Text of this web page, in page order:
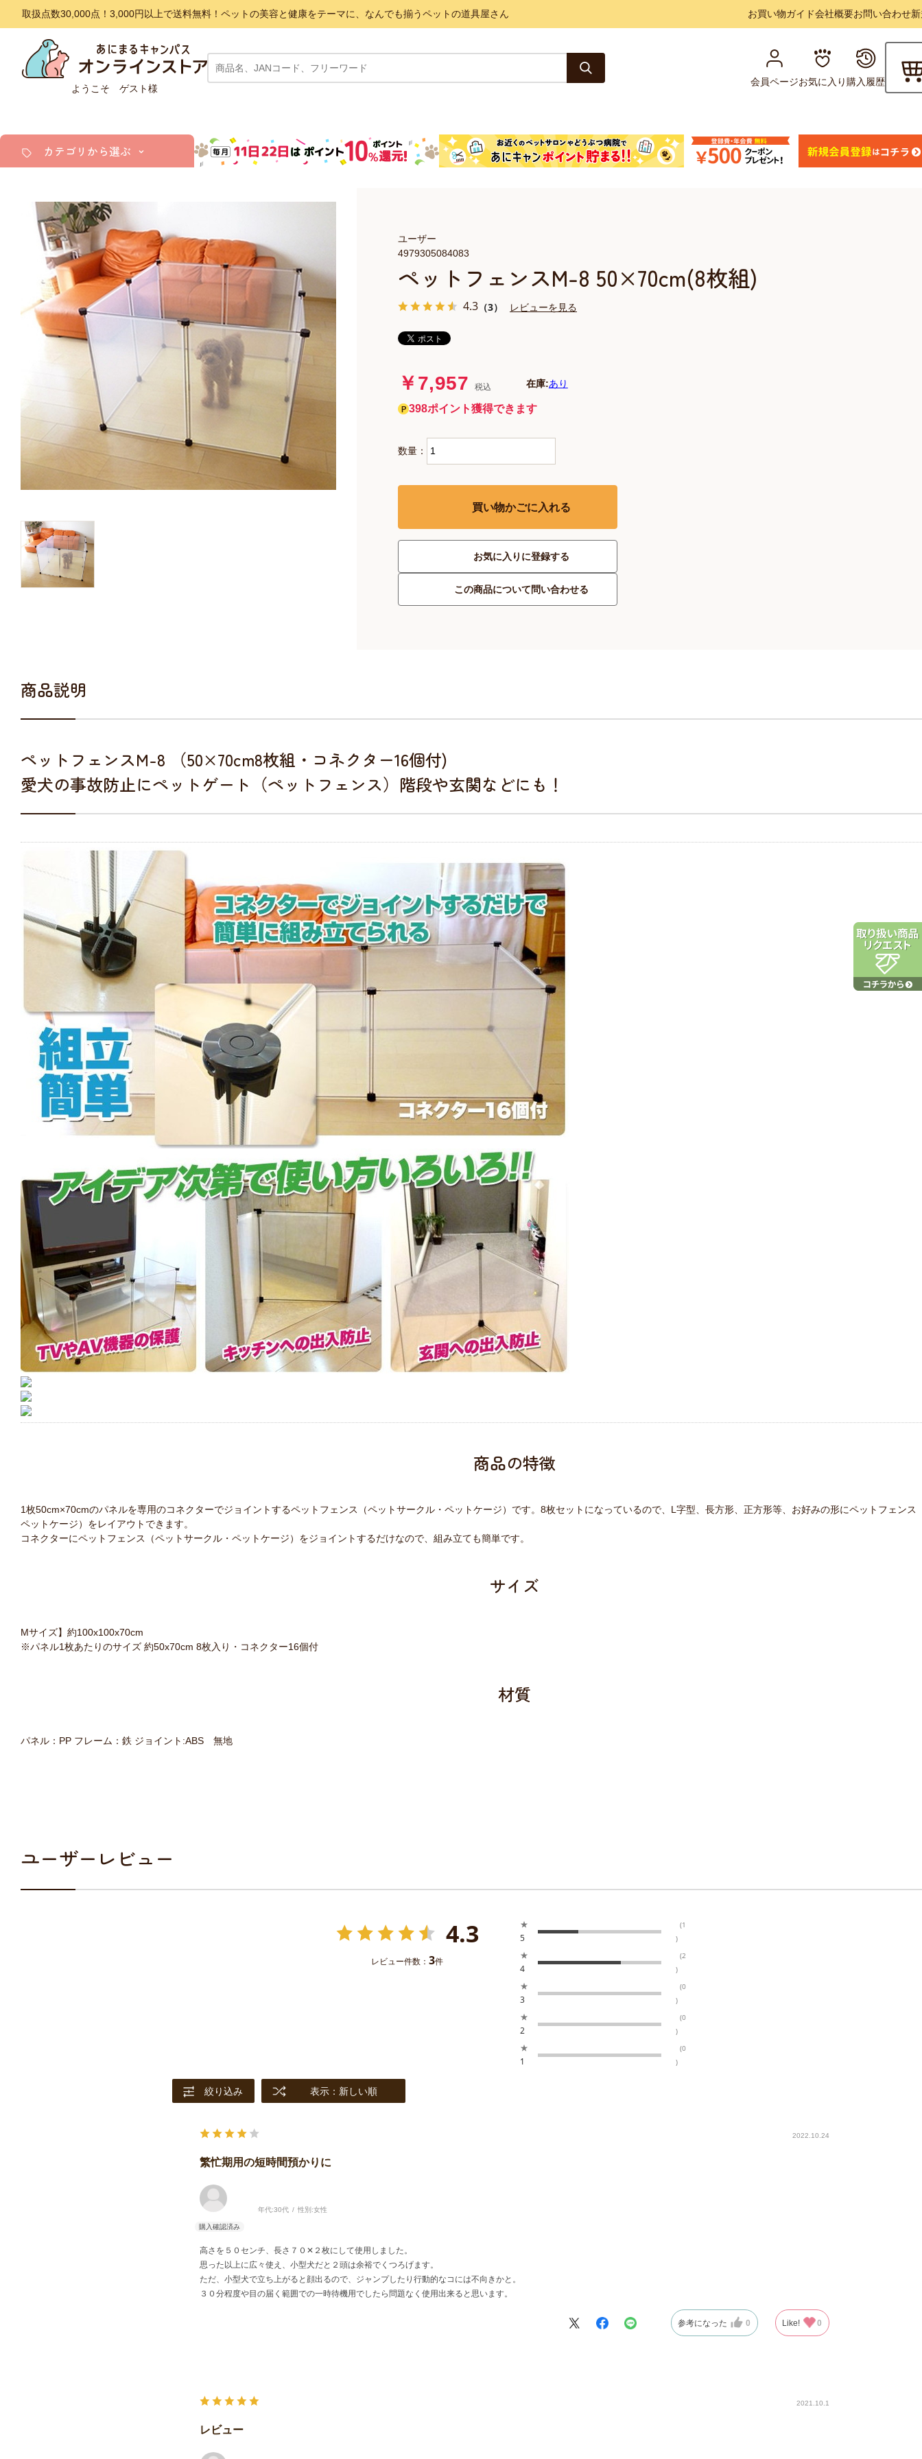
取扱点数30,000点！3,000円以上で送料無料！ペットの美容と健康をテーマに、なんでも揃うペットの道具屋さん お買い物ガイド会社概要お問い合わせ
ようこそ ゲスト様
会員ページお気に入り購入履歴
カテゴリから選ぶ
小動物・鳥
アクア・爬虫類・昆虫
ドッグフード
キャットフード
美容・ケア用品
服・おさんぽ用品
日用品（デイリー）
トリマーグッズ
シニアサポート
ペットフェンスM-8 50×70cm(8枚組)
4.3 （3） レビューを見る
4979305084083
ユーザー
￥7,957 税込 在庫:あり
398ポイント獲得できます
数量：
買い物かごに入れる
お気に入りに登録する
この商品について問い合わせる
商品説明
ペットフェンスM-8 （50×70cm8枚組・コネクター16個付)
愛犬の事故防止にペットゲート（ペットフェンス）階段や玄関などにも！
商品の特徴
1枚50cm×70cmのパネルを専用のコネクターでジョイントするペットフェンス（ペットサークル・ペットケージ）です。8枚セットになっているので、L字型、長方形、正方形等、お好みの形にペットフェンス
ペットケージ）をレイアウトできます。
コネクターにペットフェンス（ペットサークル・ペットケージ）をジョイントするだけなので、組み立ても簡単です。
サイズ
Mサイズ】約100x100x70cm
※パネル1枚あたりのサイズ 約50x70cm 8枚入り・コネクター16個付
材質
パネル：PP フレーム：鉄 ジョイント:ABS 無地
ユーザーレビュー
4.3
レビュー件数： 3件
★
5
(1
)
★
4
(2
)
★
3
(0
)
★
2
(0
)
★
1
(0
)
絞り込み 表示：新しい順
2022.10.24
繁忙期用の短時間預かりに
年代:30代 性別:女性
高さを５０センチ、長さ７０✕２枚にして使用しました。
思った以上に広々使え、小型犬だと２頭は余裕でくつろげます。
ただ、小型犬で立ち上がると顔出るので、ジャンプしたり行動的なコには不向きかと。
３０分程度や目の届く範囲での一時待機用でしたら問題なく使用出来ると思います。
参考になった 0 Like! 0
2021.10.1
レビュー